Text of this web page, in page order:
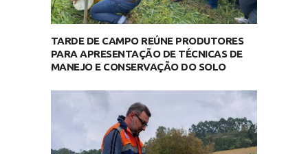
TARDE DE CAMPO REÚNE PRODUTORES
PARA APRESENTAÇÃO DE TÉCNICAS DE
MANEJO E CONSERVAÇÃO DO SOLO